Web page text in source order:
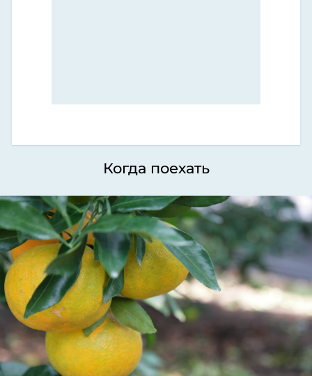
Когда поехать